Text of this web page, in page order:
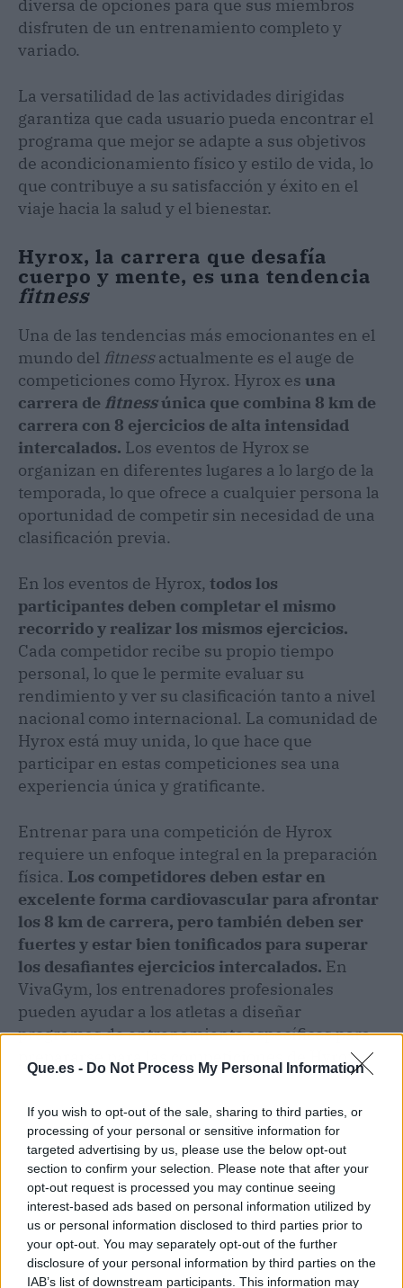
Que.es - Do Not Process My Personal Information
If you wish to opt-out of the sale, sharing to third parties, or
processing of your personal or sensitive information for
targeted advertising by us, please use the below opt-out
section to confirm your selection. Please note that after your
opt-out request is processed you may continue seeing
interest-based ads based on personal information utilized by
us or personal information disclosed to third parties prior to
your opt-out. You may separately opt-out of the further
disclosure of your personal information by third parties on the
IAB’s list of downstream participants. This information may
diversa de opciones para que sus miembros
disfruten de un entrenamiento completo y
variado.
La versatilidad de las actividades dirigidas
garantiza que cada usuario pueda encontrar el
programa que mejor se adapte a sus objetivos
de acondicionamiento físico y estilo de vida, lo
que contribuye a su satisfacción y éxito en el
viaje hacia la salud y el bienestar.
Hyrox, la carrera que desafía
cuerpo y mente, es una tendencia
fitness
Una de las tendencias más emocionantes en el
mundo del fitnessactualmente es el auge de
competiciones como Hyrox. Hyrox es una
carrera de fitnessúnica que combina 8 km de
carrera con 8 ejercicios de alta intensidad
intercalados. Los eventos de Hyrox se
organizan en diferentes lugares a lo largo de la
temporada, lo que ofrece a cualquier persona la
oportunidad de competir sin necesidad de una
clasificación previa.
En los eventos de Hyrox, todos los
participantes deben completar el mismo
recorrido y realizar los mismos ejercicios.
Cada competidor recibe su propio tiempo
personal, lo que le permite evaluar su
rendimiento y ver su clasificación tanto a nivel
nacional como internacional. La comunidad de
Hyrox está muy unida, lo que hace que
participar en estas competiciones sea una
experiencia única y gratificante.
Entrenar para una competición de Hyrox
requiere un enfoque integral en la preparación
física. Los competidores deben estar en
excelente forma cardiovascular para afrontar
los 8 km de carrera, pero también deben ser
fuertes y estar bien tonificados para superar
los desafiantes ejercicios intercalados. En
VivaGym, los entrenadores profesionales
pueden ayudar a los atletas a diseñar
programas de entrenamiento específicos para
prepararse para las competiciones de Hyrox.